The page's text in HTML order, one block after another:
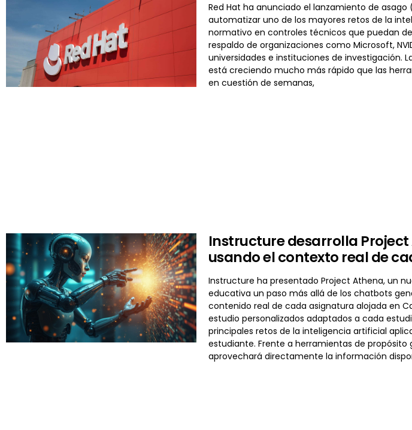
Red Hat ha anunciado el lanzamiento de
automatizar uno de los mayores retos de la
normativo en controles técnicos que puedan
respaldo de organizaciones como Microsoft,
universidades e instituciones de investigación.
está creciendo mucho más rápido que las
en cuestión de semanas,
Instructure desarrolla
usando el contexto real de
Instructure ha presentado Project Athena, un
educativa un paso más allá de los chatbots
contenido real de cada asignatura alojada en
estudio personalizados adaptados a cada
principales retos de la inteligencia artificial
estudiante. Frente a herramientas de
aprovechará directamente la información